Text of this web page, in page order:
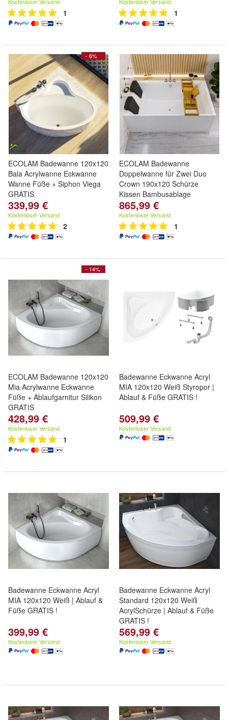
1 1
- 6%
ECOLAM Badewanne 120x120
Bala Acrylwanne Eckwanne
Wanne Füße + Siphon Viega
GRATIS
339,99 €
Kostenloser Versand
2
ECOLAM Badewanne
Doppelwanne für Zwei Duo
Crown 190x120 Schürze
Kissen Bambusablage
865,99 €
Kostenloser Versand
1
- 14%
ECOLAM Badewanne 120x120
Mia Acrylwanne Eckwanne
Füße + Ablaufgarnitur Silikon
GRATIS
428,99 €
Kostenloser Versand
1
Badewanne Eckwanne Acryl
MIA 120x120 Weiß Styropor |
Ablauf & Füße GRATIS !
509,99 €
Kostenloser Versand
Badewanne Eckwanne Acryl
MIA 120x120 Weiß | Ablauf &
Füße GRATIS !
399,99 €
Kostenloser Versand
Badewanne Eckwanne Acryl
Standard 120x120 Weiß
AcrylSchürze | Ablauf & Füße
GRATIS !
569,99 €
Kostenloser Versand